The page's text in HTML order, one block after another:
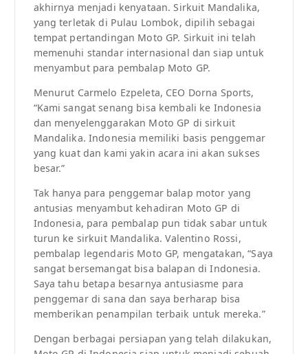
akhirnya menjadi kenyataan. Sirkuit Mandalika,
yang terletak di Pulau Lombok, dipilih sebagai
tempat pertandingan Moto GP. Sirkuit ini telah
memenuhi standar internasional dan siap untuk
menyambut para pembalap Moto GP.
Menurut Carmelo Ezpeleta, CEO Dorna Sports,
“Kami sangat senang bisa kembali ke Indonesia
dan menyelenggarakan Moto GP di sirkuit
Mandalika. Indonesia memiliki basis penggemar
yang kuat dan kami yakin acara ini akan sukses
besar.”
Tak hanya para penggemar balap motor yang
antusias menyambut kehadiran Moto GP di
Indonesia, para pembalap pun tidak sabar untuk
turun ke sirkuit Mandalika. Valentino Rossi,
pembalap legendaris Moto GP, mengatakan, “Saya
sangat bersemangat bisa balapan di Indonesia.
Saya tahu betapa besarnya antusiasme para
penggemar di sana dan saya berharap bisa
memberikan penampilan terbaik untuk mereka.”
Dengan berbagai persiapan yang telah dilakukan,